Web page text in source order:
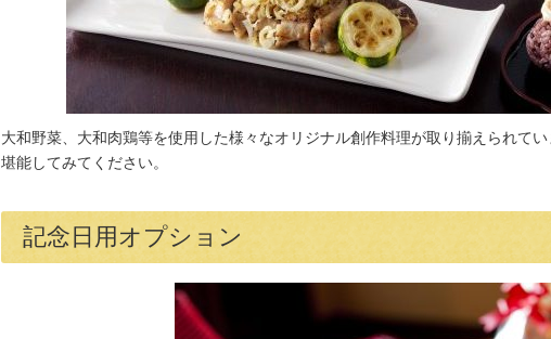
大和野菜、大和肉鶏等を使用した様々なオリジナル創作料理が取り揃えられて
堪能してみてください。
記念日用オプション